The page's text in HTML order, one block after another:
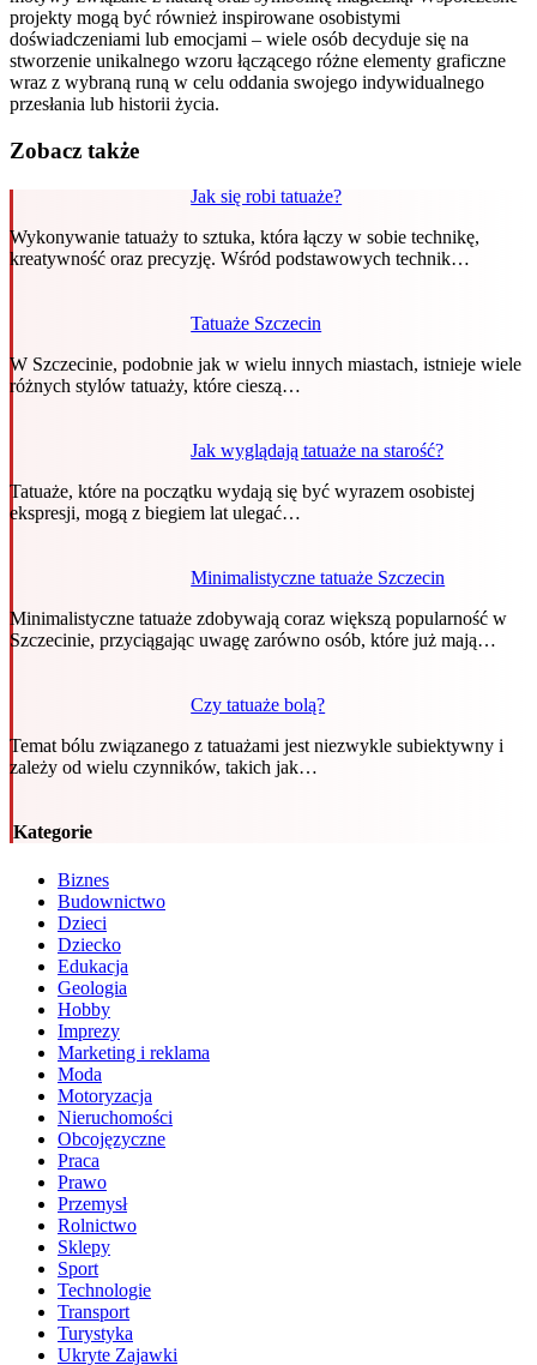
projekty mogą być również inspirowane osobistymi
doświadczeniami lub emocjami – wiele osób decyduje się na
stworzenie unikalnego wzoru łączącego różne elementy graficzne
wraz z wybraną runą w celu oddania swojego indywidualnego
przesłania lub historii życia.
Zobacz także
Jak się robi tatuaże?
Wykonywanie tatuaży to sztuka, która łączy w sobie technikę,
kreatywność oraz precyzję. Wśród podstawowych technik…
Tatuaże Szczecin
W Szczecinie, podobnie jak w wielu innych miastach, istnieje wiele
różnych stylów tatuaży, które cieszą…
Jak wyglądają tatuaże na starość?
Tatuaże, które na początku wydają się być wyrazem osobistej
ekspresji, mogą z biegiem lat ulegać…
Minimalistyczne tatuaże Szczecin
Minimalistyczne tatuaże zdobywają coraz większą popularność w
Szczecinie, przyciągając uwagę zarówno osób, które już mają…
Czy tatuaże bolą?
Temat bólu związanego z tatuażami jest niezwykle subiektywny i
zależy od wielu czynników, takich jak…
Kategorie
Biznes
Budownictwo
Dzieci
Dziecko
Edukacja
Geologia
Hobby
Imprezy
Marketing i reklama
Moda
Motoryzacja
Nieruchomości
Obcojęzyczne
Praca
Prawo
Przemysł
Rolnictwo
Sklepy
Sport
Technologie
Transport
Turystyka
Ukryte Zajawki